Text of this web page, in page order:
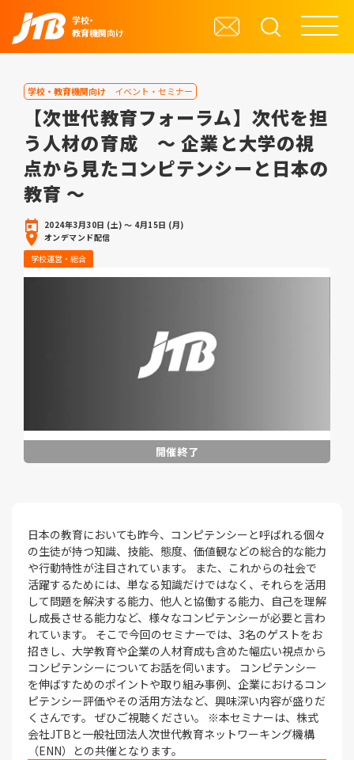
学校・
教育機関向け
学校・教育機関向け イベント・セミナー
【次世代教育フォーラム】次代を担
う人材の育成 ～ 企業と大学の視
点から見たコンピテンシーと日本の
教育 ～
2024年3月30日 (土) ～ 4月15日 (月)
オンデマンド配信
学校運営・総合
日本の教育においても昨今、コンピテンシーと呼ばれる個々
の生徒が持つ知識、技能、態度、価値観などの総合的な能力
や行動特性が注目されています。 また、これからの社会で
活躍するためには、単なる知識だけではなく、それらを活用
して問題を解決する能力、他人と協働する能力、自己を理解
し成長させる能力など、様々なコンピテンシーが必要と言わ
れています。 そこで今回のセミナーでは、3名のゲストをお
招きし、大学教育や企業の人材育成も含めた幅広い視点から
コンピテンシーについてお話を伺います。 コンピテンシー
を伸ばすためのポイントや取り組み事例、企業におけるコン
ピテンシー評価やその活用方法など、興味深い内容が盛りだ
くさんです。 ぜひご視聴ください。 ※本セミナーは、株式
会社JTBと一般社団法人次世代教育ネットワーキング機構
（ENN）との共催となります。